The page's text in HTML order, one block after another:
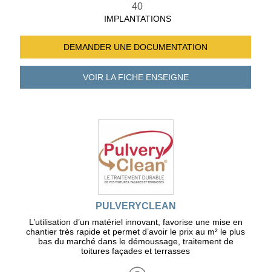
40
IMPLANTATIONS
DEMANDER UNE DOCUMENTATION
VOIR LA FICHEENSEIGNE
PULVERYCLEAN
L’utilisation d’un matériel innovant, favorise une mise en
chantier très rapide et permet d’avoir le prix au m² le plus
bas du marché dans le démoussage, traitement de
toitures façades et terrasses